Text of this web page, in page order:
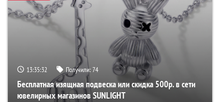
13:35:32 Получили:74
Бесплатная изящная подвеска или скидка 500р. в сети
ювелирных магазинов SUNLIGHT